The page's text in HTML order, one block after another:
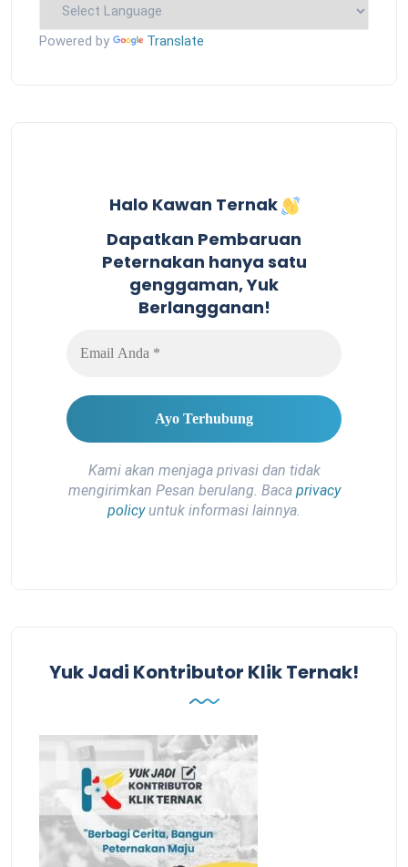
Powered by Translate
Halo Kawan Ternak
Dapatkan Pembaruan
Peternakan hanya satu
genggaman, Yuk
Berlangganan!
Kami akan menjaga privasi dan tidak
mengirimkan Pesan berulang. Baca privacy
policyuntuk informasi lainnya.
Yuk Jadi Kontributor Klik Ternak!